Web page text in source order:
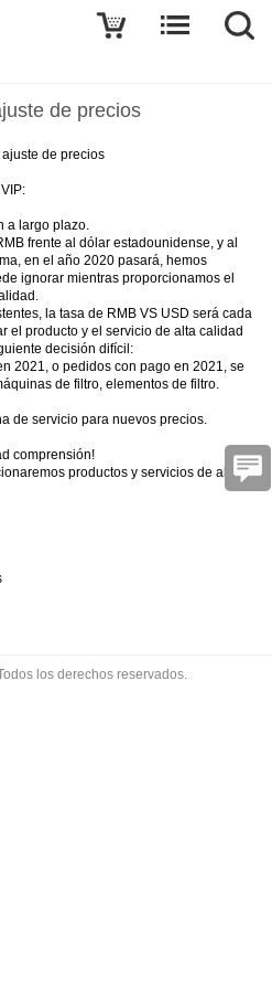
de precios
de precios
a largo plazo.
frente al dólar estadounidense, y al
en el año 2020 pasará, hemos
ignorar mientras proporcionamos el
la tasa de RMB VS USD será cada
el producto y el servicio de alta calidad
decisión difícil:
2021, o pedidos con pago en 2021, se
de filtro, elementos de filtro.
de servicio para nuevos precios.
comprensión!
productos y servicios de alta
los derechos reservados.